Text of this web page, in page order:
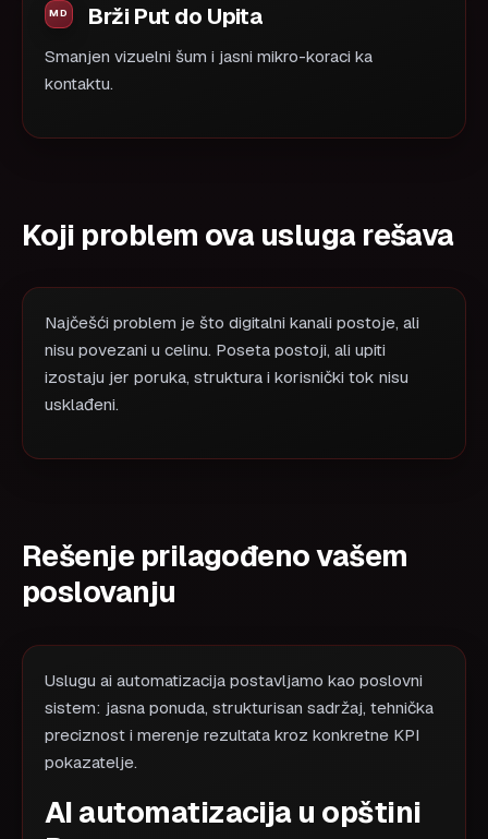
Brži Put do Upita
Smanjen vizuelni šum i jasni mikro-koraci ka
kontaktu.
Koji problem ova usluga rešava
Najčešći problem je što digitalni kanali postoje, ali
nisu povezani u celinu. Poseta postoji, ali upiti
izostaju jer poruka, struktura i korisnički tok nisu
usklađeni.
Rešenje prilagođeno vašem
poslovanju
Uslugu ai automatizacija postavljamo kao poslovni
sistem: jasna ponuda, strukturisan sadržaj, tehnička
preciznost i merenje rezultata kroz konkretne KPI
pokazatelje.
AI automatizacija u opštini